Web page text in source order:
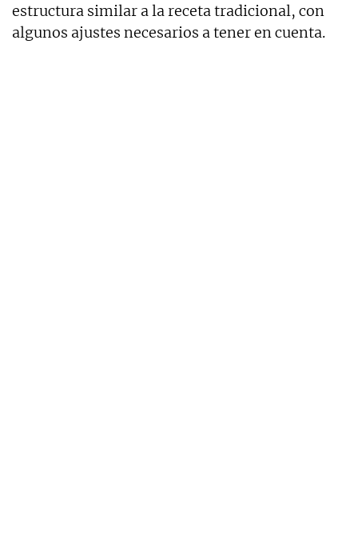
estructura similar a la receta tradicional, con
algunos ajustes necesarios a tener en cuenta.